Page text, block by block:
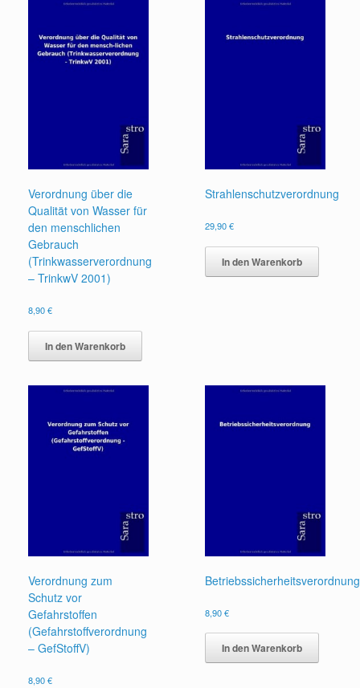
Verordnung über die
Qualität von Wasser für
den menschlichen
Gebrauch
(Trinkwasserverordnung
– TrinkwV 2001)
8,90€
In den Warenkorb
Strahlenschutzverordnung
29,90€
In den Warenkorb
Verordnung zum
Schutz vor
Gefahrstoffen
(Gefahrstoffverordnung
– GefStoffV)
8,90€
Betriebssicherheitsverordnung
8,90€
In den Warenkorb